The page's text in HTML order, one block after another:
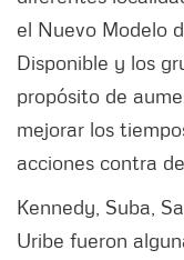
el Nuevo Modelo
Disponible y los
propósito de
mejorar los
acciones contra
Kennedy, Suba,
Uribe fueron